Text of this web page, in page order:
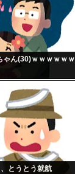
ゃん(30)ｗｗｗｗｗｗ
とうとう就航